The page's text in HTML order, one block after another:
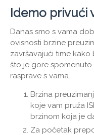
Idemo privući
Danas smo s vama
ovisnosti brzine
završavajući time
što je gore spomenuto
rasprave s vama.
Brzina
koje vam pruža
brzinom koja je
Za početak